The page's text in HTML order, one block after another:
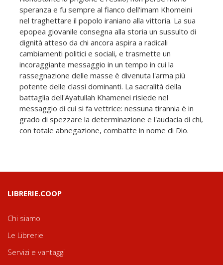
speranza e fu sempre al fianco dell'imam Khomeini
nel traghettare il popolo iraniano alla vittoria. La sua
epopea giovanile consegna alla storia un sussulto di
dignità atteso da chi ancora aspira a radicali
cambiamenti politici e sociali, e trasmette un
incoraggiante messaggio in un tempo in cui la
rassegnazione delle masse è divenuta l'arma più
potente delle classi dominanti. La sacralità della
battaglia dell'Ayatullah Khamenei risiede nel
messaggio di cui si fa vettrice: nessuna tirannia è in
grado di spezzare la determinazione e l'audacia di chi,
con totale abnegazione, combatte in nome di Dio.
LIBRERIE.COOP
Chi siamo
Le Librerie
Servizi e vantaggi